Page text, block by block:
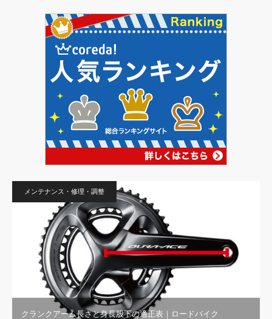
メンテナンス・修理・調整
クランクアーム長さと身長股下の適正表｜ロードバイク